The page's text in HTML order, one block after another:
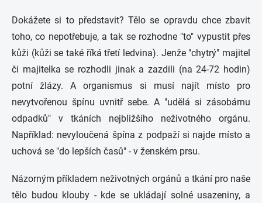
Dokážete si to představit? Tělo se opravdu chce zbavit
toho, co nepotřebuje, a tak se rozhodne "to" vypustit přes
kůži (kůži se také říká třetí ledvina). Jenže "chytrý" majitel
či majitelka se rozhodli jinak a zazdili (na 24-72 hodin)
potní žlázy. A organismus si musí najít místo pro
nevytvořenou špínu uvnitř sebe. A "udělá si zásobárnu
odpadků" v tkáních nejbližšího neživotného orgánu.
Například: nevyloučená špína z podpaží si najde místo a
uchová se "do lepších časů" - v ženském prsu.
Názorným příkladem neživotných orgánů a tkání pro naše
tělo budou klouby - kde se ukládají solné usazeniny, a